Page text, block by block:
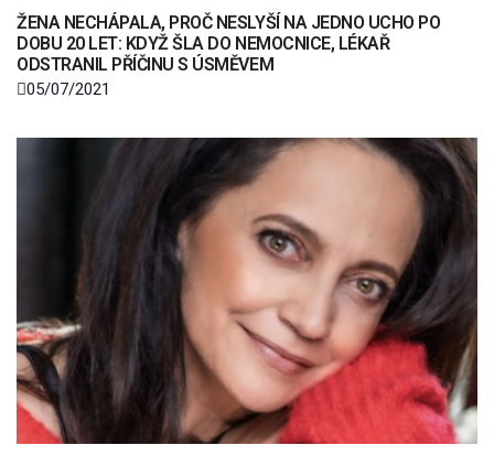
ŽENA NECHÁPALA, PROČ NESLYŠÍ NA JEDNO UCHO PO
DOBU 20 LET: KDYŽ ŠLA DO NEMOCNICE, LÉKAŘ
ODSTRANIL PŘÍČINU S ÚSMĚVEM
05/07/2021